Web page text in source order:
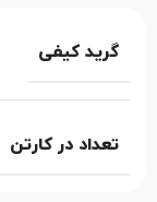
گرید کیفی
تعداد در کارتن